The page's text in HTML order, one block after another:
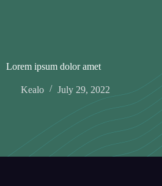
Lorem ipsum dolor amet
Kealo July 29, 2022